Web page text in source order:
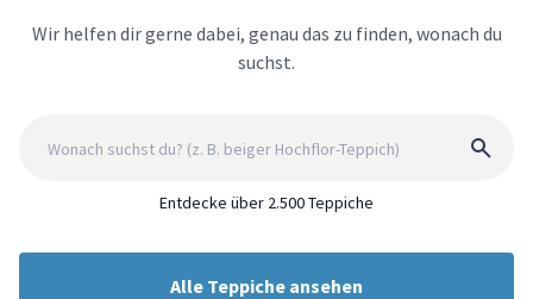
Wir helfen dir gerne dabei, genau das zu finden, wonach du
suchst.
Entdecke über 2.500 Teppiche
Alle Teppiche ansehen